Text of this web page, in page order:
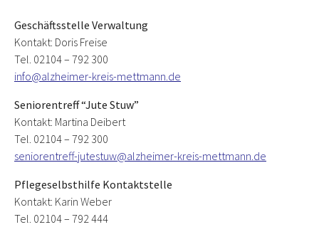
Geschäftsstelle Verwaltung
Kontakt: Doris Freise
Tel. 02104 – 792 300
info@alzheimer-kreis-mettmann.de
Seniorentreff “Jute Stuw”
Kontakt: Martina Deibert
Tel. 02104 – 792 300
seniorentreff-jutestuw@alzheimer-kreis-mettmann.de
Pflegeselbsthilfe Kontaktstelle
Kontakt: Karin Weber
Tel. 02104 – 792 444